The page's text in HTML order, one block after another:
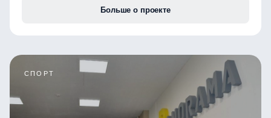
Больше о проекте
СПОРТ